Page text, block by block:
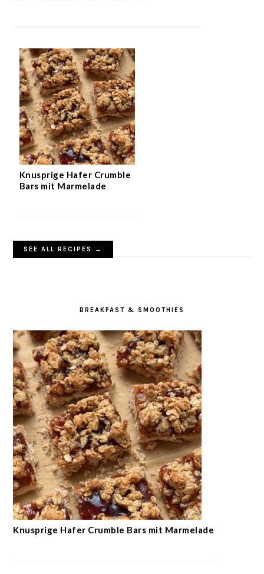
Knusprige Hafer Crumble
Bars mit Marmelade
SEE ALL RECIPES →
BREAKFAST & SMOOTHIES
Knusprige Hafer Crumble Bars mit Marmelade